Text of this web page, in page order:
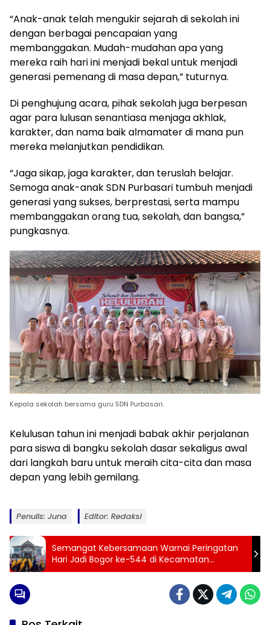
“Anak-anak telah mengukir sejarah di sekolah ini
dengan berbagai pencapaian yang
membanggakan. Mudah-mudahan apa yang
mereka raih hari ini menjadi bekal untuk menjadi
generasi pemenang di masa depan,” tuturnya.
Di penghujung acara, pihak sekolah juga berpesan
agar para lulusan senantiasa menjaga akhlak,
karakter, dan nama baik almamater di mana pun
mereka melanjutkan pendidikan.
“Jaga sikap, jaga karakter, dan teruslah belajar.
Semoga anak-anak SDN Purbasari tumbuh menjadi
generasi yang sukses, berprestasi, serta mampu
membanggakan orang tua, sekolah, dan bangsa,”
pungkasnya.
Kepala sekolah bersama guru SDN Purbasari.
Kelulusan tahun ini menjadi babak akhir perjalanan
para siswa di bangku sekolah dasar sekaligus awal
dari langkah baru untuk meraih cita-cita dan masa
depan yang lebih gemilang.
Penulis: Juna Editor: Redaksi
Semangat Kebersamaan Warnai Peringatan
Hari Jadi Bogor ke-544 di Kecamatan
Rancabungur